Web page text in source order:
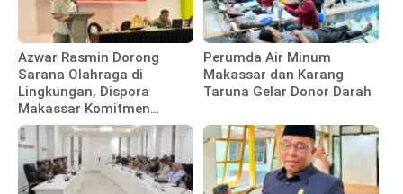
Azwar Rasmin Dorong
Sarana Olahraga di
Lingkungan, Dispora
Makassar Komitmen
Bangun Fasilitas
Perumda Air Minum
Makassar dan Karang
Taruna Gelar Donor Darah